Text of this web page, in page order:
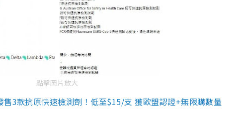
點擊圖片放大
3款抗原快速檢測劑！低至$15/支 獲歐盟認證+無限購數量